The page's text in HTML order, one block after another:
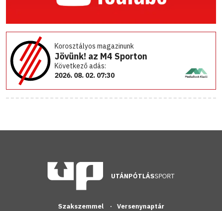
Korosztályos magazinunk
Jövünk! az M4 Sporton
Következő adás:
2026. 08. 02. 07:30
UTÁNPÓTLÁSSPORT
Szakszemmel Versenynaptár